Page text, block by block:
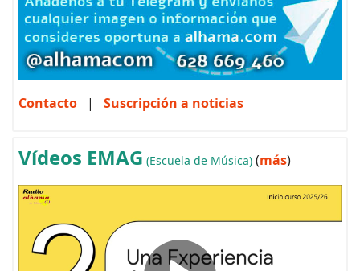
Contacto | Suscripción a noticias
Vídeos EMAG (Escuela de Música) (más)